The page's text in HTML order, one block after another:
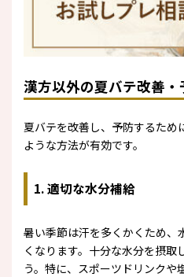
漢方以外の夏バテ改善・
夏バテを改善し、予防するため
ような方法が有効です。
1. 適切な水分補給
暑い季節は汗を多くかくため、
くなります。十分な水分を摂取
う。特に、スポーツドリンクや